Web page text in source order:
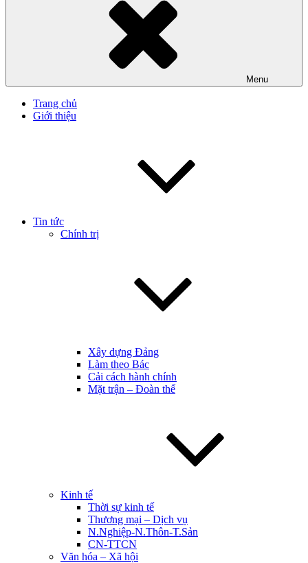
Menu
Trang chủ
Giới thiệu
Tin tức
Chính trị
Xây dựng Đảng
Làm theo Bác
Cải cách hành chính
Mặt trận – Đoàn thể
Kinh tế
Thời sự kinh tế
Thương mại – Dịch vụ
N.Nghiệp-N.Thôn-T.Sản
CN-TTCN
Văn hóa – Xã hội